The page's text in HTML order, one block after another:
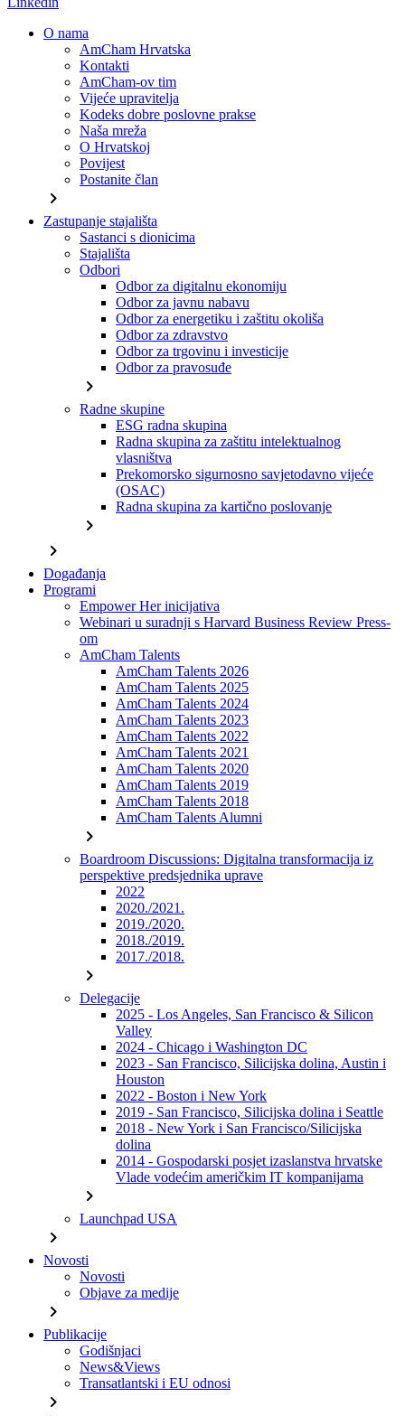
O nama
AmCham Hrvatska
Kontakti
AmCham-ov tim
Vijeće upravitelja
Kodeks dobre poslovne prakse
Naša mreža
O Hrvatskoj
Povijest
Postanite član
chevron_right
Zastupanje stajališta
Sastanci s dionicima
Stajališta
Odbori
Odbor za digitalnu ekonomiju
Odbor za javnu nabavu
Odbor za energetiku i zaštitu okoliša
Odbor za zdravstvo
Odbor za trgovinu i investicije
Odbor za pravosuđe
chevron_right
Radne skupine
ESG radna skupina
Radna skupina za zaštitu intelektualnog
vlasništva
Prekomorsko sigurnosno savjetodavno vijeće
(OSAC)
Radna skupina za kartično poslovanje
chevron_right
chevron_right
Događanja
Programi
Empower Her inicijativa
Webinari u suradnji s Harvard Business Review Press-
om
AmCham Talents
AmCham Talents 2026
AmCham Talents 2025
AmCham Talents 2024
AmCham Talents 2023
AmCham Talents 2022
AmCham Talents 2021
AmCham Talents 2020
AmCham Talents 2019
AmCham Talents 2018
AmCham Talents Alumni
chevron_right
Boardroom Discussions: Digitalna transformacija iz
perspektive predsjednika uprave
2022
2020./2021.
2019./2020.
2018./2019.
2017./2018.
chevron_right
Delegacije
2025 - Los Angeles, San Francisco & Silicon
Valley
2024 - Chicago i Washington DC
2023 - San Francisco, Silicijska dolina, Austin i
Houston
2022 - Boston i New York
2019 - San Francisco, Silicijska dolina i Seattle
2018 - New York i San Francisco/Silicijska
dolina
2014 - Gospodarski posjet izaslanstva hrvatske
Vlade vodećim američkim IT kompanijama
chevron_right
Launchpad USA
chevron_right
Novosti
Novosti
Objave za medije
chevron_right
Publikacije
Godišnjaci
News&Views
Transatlantski i EU odnosi
chevron_right